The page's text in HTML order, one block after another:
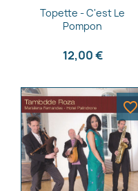
Aperçu rapide
Topette - C'est Le
Pompon
12,00 €
favorite_border